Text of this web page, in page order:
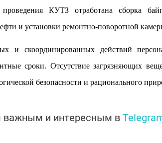
КУТЗ отработана сборка
и установки ремонтно-поворотной
и скоординированных действий
сроки. Отсутствие загрязняющих
безопасности и рационального
важным и интересным в